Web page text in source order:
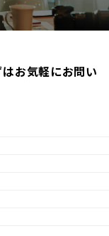
お気軽にお問い